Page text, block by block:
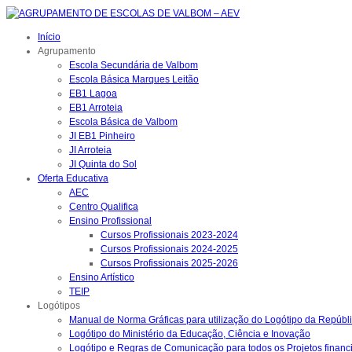
Início
Agrupamento
Escola Secundária de Valbom
Escola Básica Marques Leitão
EB1 Lagoa
EB1 Arroteia
Escola Básica de Valbom
JI EB1 Pinheiro
JI Arroteia
JI Quinta do Sol
Oferta Educativa
AEC
Centro Qualifica
Ensino Profissional
Cursos Profissionais 2023-2024
Cursos Profissionais 2024-2025
Cursos Profissionais 2025-2026
Ensino Artístico
TEIP
Logótipos
Manual de Norma Gráficas para utilização do Logótipo da
Logótipo do Ministério da Educação, Ciência e Inovação
Logótipo e Regras de Comunicação para todos os Projetos